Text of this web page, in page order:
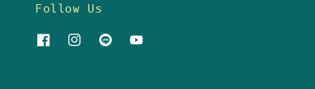
Follow Us